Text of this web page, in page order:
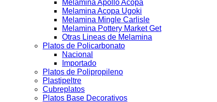
Melamina Apollo Acopa
Melamina Acopa Ugoki
Melamina Mingle Carlisle
Melamina Pottery Market Get
Otras Lineas de Melamina
Platos de Policarbonato
Nacional
Importado
Platos de Polipropileno
Plastipeltre
Cubreplatos
Platos Base Decorativos